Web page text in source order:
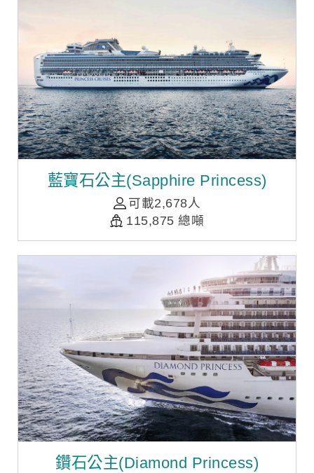
藍寶石公主(Sapphire Princess)
可載2,678人
115,875 總噸
鑽石公主(Diamond Princess)